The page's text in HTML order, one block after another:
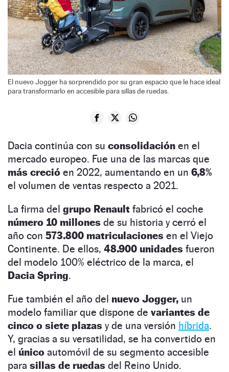
El nuevo Jogger ha sorprendido por su gran espacio que le hace ideal
para transformarlo en accesible para sillas de ruedas.
Dacia continúa con su consolidación en el
mercado europeo. Fue una de las marcas que
más creció en 2022, aumentando en un 6,8%
el volumen de ventas respecto a 2021.
La firma del grupo Renault fabricó el coche
número 10 millones de su historia y cerró el
año con 573.800 matriculaciones en el Viejo
Continente. De ellos, 48.900 unidades fueron
del modelo 100% eléctrico de la marca, el
Dacia Spring.
Fue también el año del nuevo Jogger, un
modelo familiar que dispone de variantes de
cinco o siete plazas y de una versión híbrida.
Y, gracias a su versatilidad, se ha convertido en
el único automóvil de su segmento accesible
para sillas de ruedas del Reino Unido.